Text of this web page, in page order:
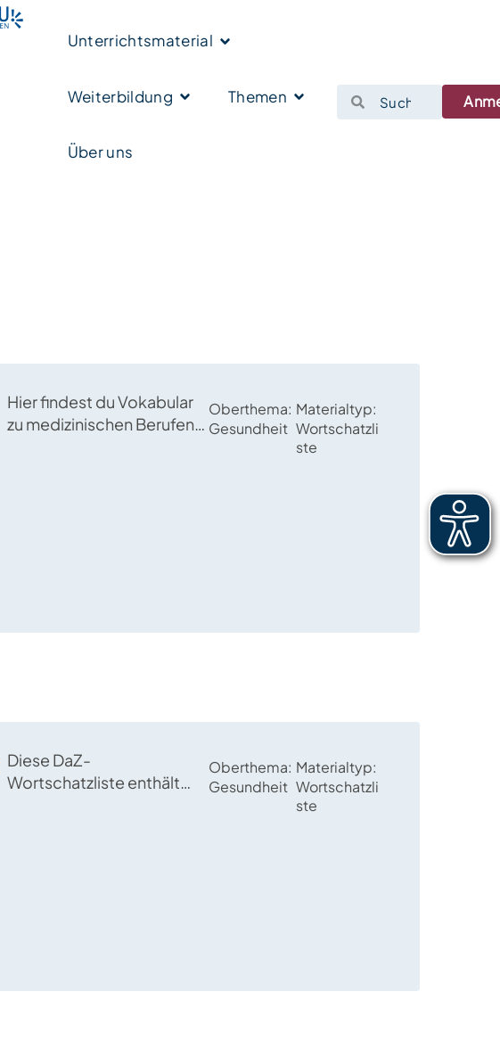
Unterrichtsmaterial
Weiterbildung Themen
Über uns
Hier findest du Vokabular
zu medizinischen Berufen
Oberthema
Gesundheit
Materialtyp
Wortschatzli
ste
Diese DaZ-
Wortschatzliste enthält
Oberthema
Gesundheit
Materialtyp
Wortschatzli
ste